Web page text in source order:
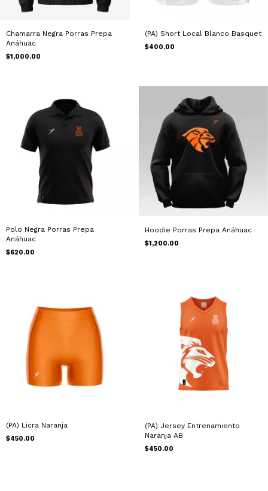
Chamarra Negra Porras Prepa
Anáhuac
$1,000.00
(PA) Short Local Blanco Basquet
$400.00
Polo Negra Porras Prepa
Anáhuac
$620.00
Hoodie Porras Prepa Anáhuac
$1,200.00
(PA) Licra Naranja
$450.00
(PA) Jersey Entrenamiento
Naranja AB
$450.00